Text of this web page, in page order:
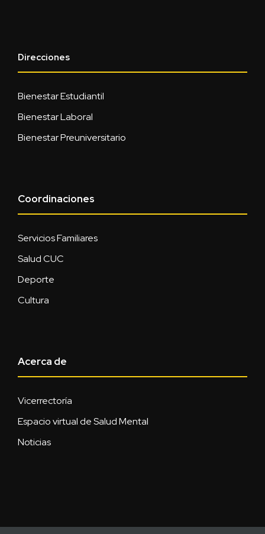
Direcciones
Bienestar Estudiantil
Bienestar Laboral
Bienestar Preuniversitario
Coordinaciones
Servicios Familiares
Salud CUC
Deporte
Cultura
Acerca de
Vicerrectoría
Espacio virtual de Salud Mental
Noticias